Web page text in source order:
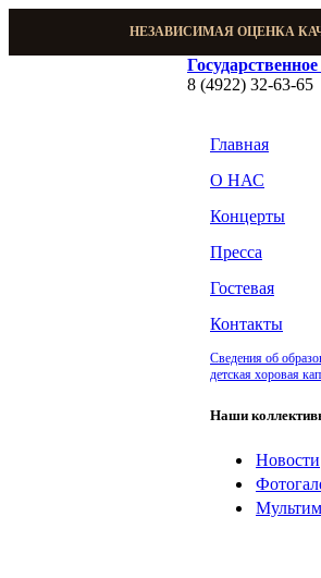
НЕЗАВИСИМАЯ ОЦЕНКА
8 (4922) 32-63-65
Главная
О НАС
Концерты
Пресса
Гостевая
Контакты
Сведения об
детская хоровая
Наши
Новости